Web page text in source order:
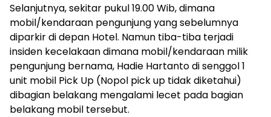
Selanjutnya, sekitar pukul 19.00 Wib, dimana
mobil/kendaraan pengunjung yang sebelumnya
diparkir di depan Hotel. Namun tiba-tiba terjadi
insiden kecelakaan dimana mobil/kendaraan milik
pengunjung bernama, Hadie Hartanto di senggol 1
unit mobil Pick Up (Nopol pick up tidak diketahui)
dibagian belakang mengalami lecet pada bagian
belakang mobil tersebut.